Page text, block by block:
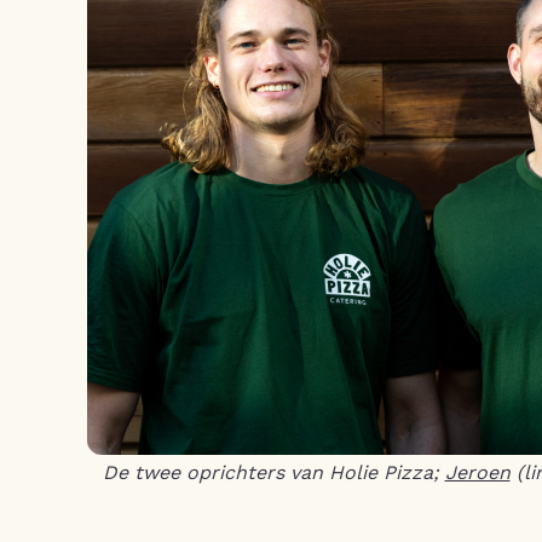
De twee oprichters van Holie Pizza; Jeroen